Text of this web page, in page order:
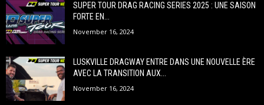
SUPER TOUR DRAG RACING SERIES 2025 : UNE SAISON
FORTE EN...
November 16, 2024
LUSKVILLE DRAGWAY ENTRE DANS UNE NOUVELLE ÈRE
AVEC LA TRANSITION AUX...
November 16, 2024